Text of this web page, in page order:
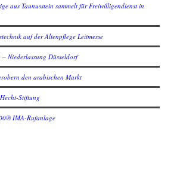
aus Taunusstein sammelt für Freiwilligendienst in
auf der Altenpflege Leitmesse
Niederlassung Düsseldorf
den arabischen Markt
Stiftung
IMA-Rufanlage